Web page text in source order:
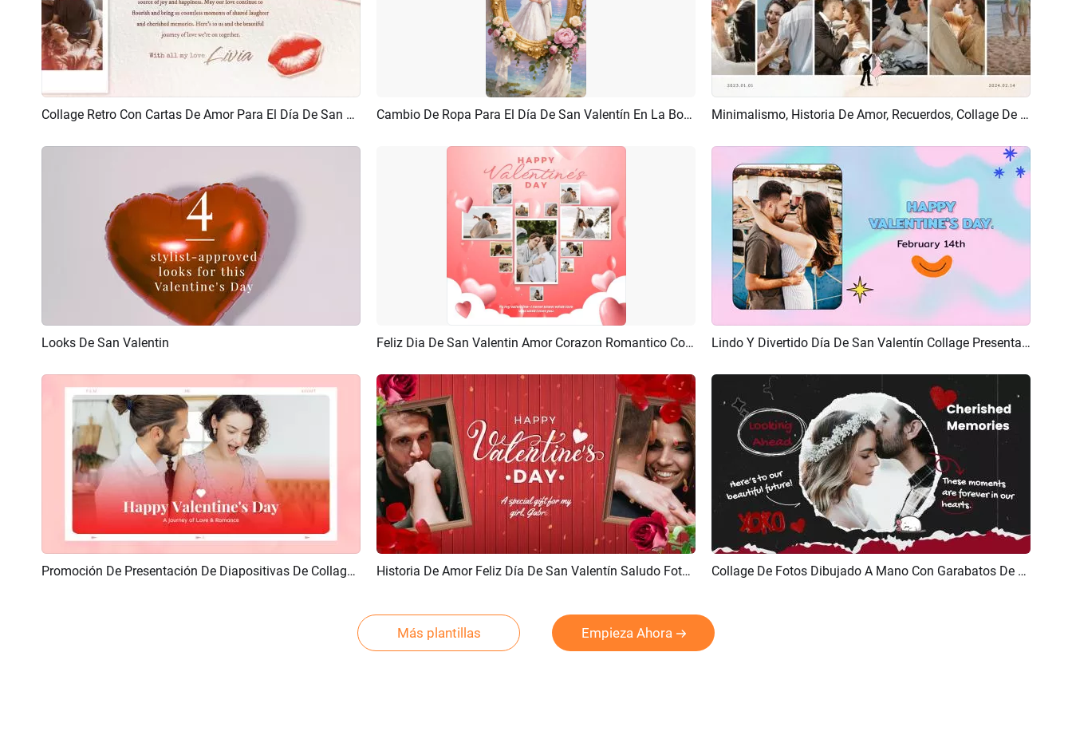
Previsualizar Crear IA Collage Retro Con Cartas De Amor Para El Día De San Valentín Previsualizar Crear IA Cambio De Ropa Para El Día De San Valentín En La Boda Previsualizar Crear IA Minimalismo, Historia De Amor, Recuerdos, Collage De Fotos, Presentación De Diapositivas
Previsualizar
Looks De San Valentin Previsualizar Crear IA Feliz Dia De San Valentin Amor Corazon Romantico Collage De Fotos Instagram Post Previsualizar Crear IA Lindo Y Divertido Día De San Valentín Collage Presentación De Diapositivas
Previsualizar Crear IA Promoción De Presentación De Diapositivas De Collage De Fotos Del Día De San Valentín Previsualizar Crear IA Historia De Amor Feliz Día De San Valentín Saludo Foto Collage Presentación De Diapositivas Previsualizar Personalizar Collage De Fotos Dibujado A Mano Con Garabatos De Papel Y Presentación De Diapositivas Para El Día De San Valentín
Más plantillas Empieza Ahora